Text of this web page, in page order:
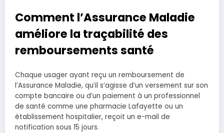
Comment l’Assurance Maladie
améliore la traçabilité des
remboursements santé
Chaque usager ayant reçu un remboursement de
l’Assurance Maladie, qu’il s’agisse d’un versement sur son
compte bancaire ou d’un paiement à un professionnel
de santé comme une pharmacie Lafayette ou un
établissement hospitalier, reçoit un e-mail de
notification sous 15 jours.